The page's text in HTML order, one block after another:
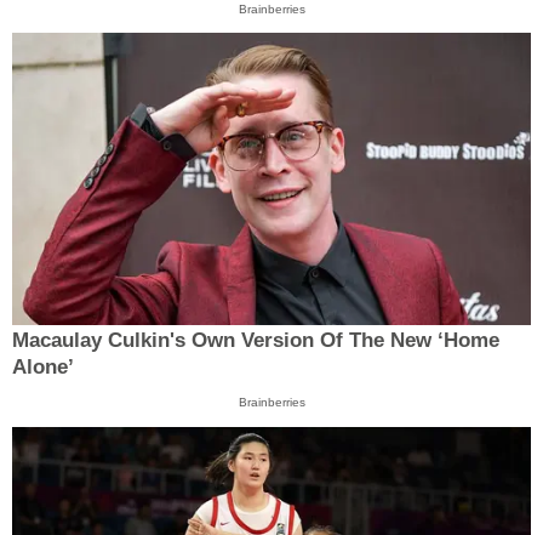
Brainberries
Macaulay Culkin's Own Version Of The New ‘Home
Alone’
Brainberries